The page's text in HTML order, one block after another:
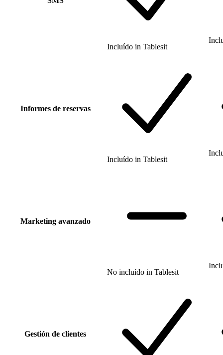
Incluído in Tablesit
Informes de reservas
Incluído in Tablesit
Marketing avanzado
No incluído in Tablesit
Gestión de clientes